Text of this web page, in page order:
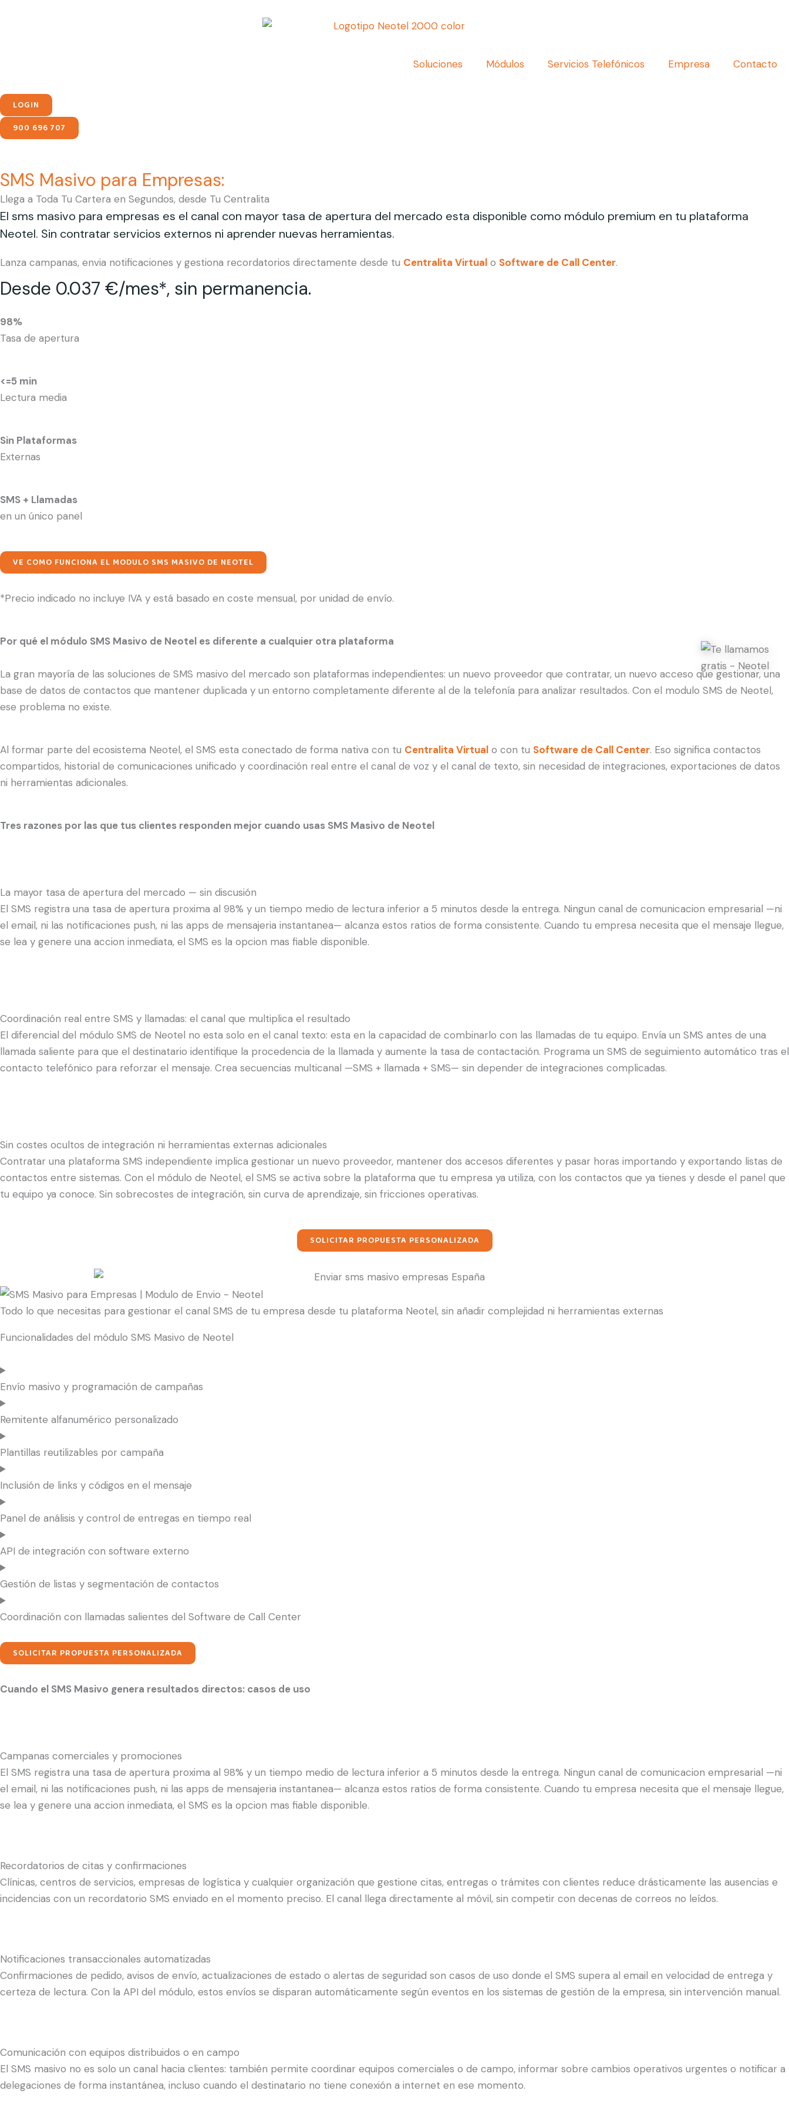
Soluciones
Módulos Servicios Telefónicos Empresa Contacto
LOGIN
900 696 707
SMS Masivo para Empresas:
Llega a Toda Tu Cartera en Segundos, desde Tu Centralita
El sms masivo para empresas es el canal con mayor tasa de apertura del mercado esta disponible como módulo premium en tu plataforma
Neotel. Sin contratar servicios externos ni aprender nuevas herramientas.
Lanza campanas, envia notificaciones y gestiona recordatorios directamente desde tu Centralita Virtual o Software de Call Center.
Desde 0.037 €/mes*, sin permanencia.
98%
Tasa de apertura
<=5 min
Lectura media
Sin Plataformas
Externas
SMS + Llamadas
en un único panel
VE COMO FUNCIONA EL MODULO SMS MASIVO DE NEOTEL
*Precio indicado no incluye IVA y está basado en coste mensual, por unidad de envío.
Por qué el módulo SMS Masivo de Neotel es diferente a cualquier otra plataforma
La gran mayoría de las soluciones de SMS masivo del mercado son plataformas independientes: un nuevo proveedor que contratar, un nuevo acceso que gestionar, una
base de datos de contactos que mantener duplicada y un entorno completamente diferente al de la telefonía para analizar resultados. Con el modulo SMS de Neotel,
ese problema no existe.
Al formar parte del ecosistema Neotel, el SMS esta conectado de forma nativa con tu Centralita Virtual o con tu Software de Call Center. Eso significa contactos
compartidos, historial de comunicaciones unificado y coordinación real entre el canal de voz y el canal de texto, sin necesidad de integraciones, exportaciones de datos
ni herramientas adicionales.
Tres razones por las que tus clientes responden mejor cuando usas SMS Masivo de Neotel
La mayor tasa de apertura del mercado — sin discusión
El SMS registra una tasa de apertura proxima al 98% y un tiempo medio de lectura inferior a 5 minutos desde la entrega. Ningun canal de comunicacion empresarial —ni
el email, ni las notificaciones push, ni las apps de mensajeria instantanea— alcanza estos ratios de forma consistente. Cuando tu empresa necesita que el mensaje llegue,
se lea y genere una accion inmediata, el SMS es la opcion mas fiable disponible.
Coordinación real entre SMS y llamadas: el canal que multiplica el resultado
El diferencial del módulo SMS de Neotel no esta solo en el canal texto: esta en la capacidad de combinarlo con las llamadas de tu equipo. Envía un SMS antes de una
llamada saliente para que el destinatario identifique la procedencia de la llamada y aumente la tasa de contactación. Programa un SMS de seguimiento automático tras el
contacto telefónico para reforzar el mensaje. Crea secuencias multicanal —SMS + llamada + SMS— sin depender de integraciones complicadas.
Sin costes ocultos de integración ni herramientas externas adicionales
Contratar una plataforma SMS independiente implica gestionar un nuevo proveedor, mantener dos accesos diferentes y pasar horas importando y exportando listas de
contactos entre sistemas. Con el módulo de Neotel, el SMS se activa sobre la plataforma que tu empresa ya utiliza, con los contactos que ya tienes y desde el panel que
tu equipo ya conoce. Sin sobrecostes de integración, sin curva de aprendizaje, sin fricciones operativas.
SOLICITAR PROPUESTA PERSONALIZADA
Todo lo que necesitas para gestionar el canal SMS de tu empresa desde tu plataforma Neotel, sin añadir complejidad ni herramientas externas
Funcionalidades del módulo SMS Masivo de Neotel
Envío masivo y programación de campañas
Remitente alfanumérico personalizado
Plantillas reutilizables por campaña
Inclusión de links y códigos en el mensaje
Panel de análisis y control de entregas en tiempo real
API de integración con software externo
Gestión de listas y segmentación de contactos
Coordinación con llamadas salientes del Software de Call Center
SOLICITAR PROPUESTA PERSONALIZADA
Cuando el SMS Masivo genera resultados directos: casos de uso
Campanas comerciales y promociones
El SMS registra una tasa de apertura proxima al 98% y un tiempo medio de lectura inferior a 5 minutos desde la entrega. Ningun canal de comunicacion empresarial —ni
el email, ni las notificaciones push, ni las apps de mensajeria instantanea— alcanza estos ratios de forma consistente. Cuando tu empresa necesita que el mensaje llegue,
se lea y genere una accion inmediata, el SMS es la opcion mas fiable disponible.
Recordatorios de citas y confirmaciones
Clínicas, centros de servicios, empresas de logística y cualquier organización que gestione citas, entregas o trámites con clientes reduce drásticamente las ausencias e
incidencias con un recordatorio SMS enviado en el momento preciso. El canal llega directamente al móvil, sin competir con decenas de correos no leídos.
Notificaciones transaccionales automatizadas
Confirmaciones de pedido, avisos de envío, actualizaciones de estado o alertas de seguridad son casos de uso donde el SMS supera al email en velocidad de entrega y
certeza de lectura. Con la API del módulo, estos envíos se disparan automáticamente según eventos en los sistemas de gestión de la empresa, sin intervención manual.
Comunicación con equipos distribuidos o en campo
El SMS masivo no es solo un canal hacia clientes: también permite coordinar equipos comerciales o de campo, informar sobre cambios operativos urgentes o notificar a
delegaciones de forma instantánea, incluso cuando el destinatario no tiene conexión a internet en ese momento.